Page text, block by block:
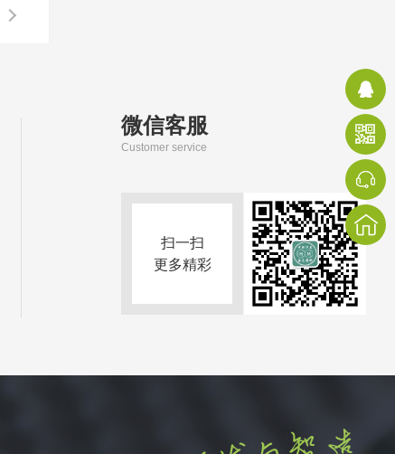
微信客服
Customer service
扫一扫
更多精彩